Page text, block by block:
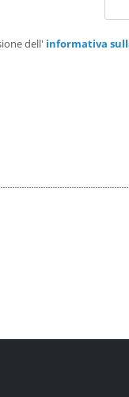
dell' informativa